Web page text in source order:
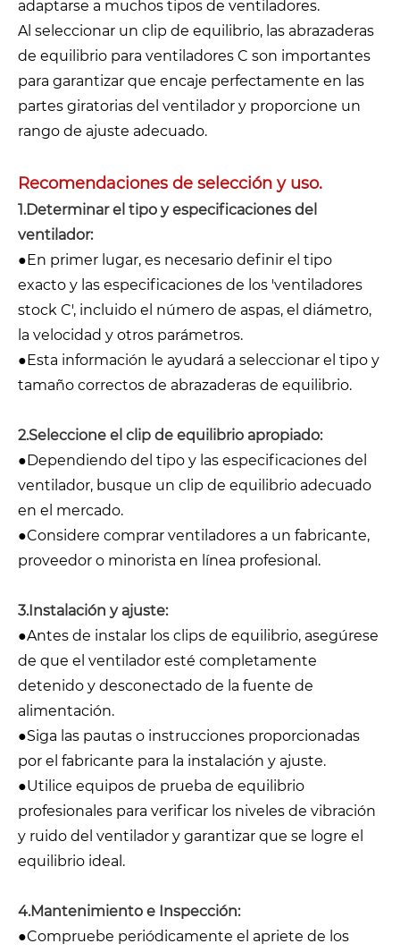
adaptarse a muchos tipos de ventiladores.
Al seleccionar un clip de equilibrio, las abrazaderas
de equilibrio para ventiladores C son importantes
para garantizar que encaje perfectamente en las
partes giratorias del ventilador y proporcione un
rango de ajuste adecuado.
Recomendaciones de selección y uso.
1.Determinar el tipo y especificaciones del
ventilador:
●En primer lugar, es necesario definir el tipo
exacto y las especificaciones de los 'ventiladores
stock C', incluido el número de aspas, el diámetro,
la velocidad y otros parámetros.
●Esta información le ayudará a seleccionar el tipo y
tamaño correctos de abrazaderas de equilibrio.
2.Seleccione el clip de equilibrio apropiado:
●Dependiendo del tipo y las especificaciones del
ventilador, busque un clip de equilibrio adecuado
en el mercado.
●Considere comprar ventiladores a un fabricante,
proveedor o minorista en línea profesional.
3.Instalación y ajuste:
●Antes de instalar los clips de equilibrio, asegúrese
de que el ventilador esté completamente
detenido y desconectado de la fuente de
alimentación.
●Siga las pautas o instrucciones proporcionadas
por el fabricante para la instalación y ajuste.
●Utilice equipos de prueba de equilibrio
profesionales para verificar los niveles de vibración
y ruido del ventilador y garantizar que se logre el
equilibrio ideal.
4.Mantenimiento e Inspección:
●Compruebe periódicamente el apriete de los